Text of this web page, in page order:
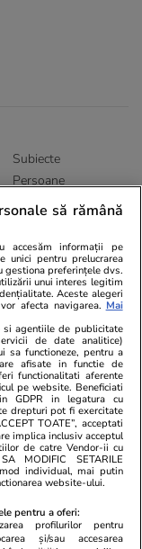
Subiecte
Persoane
Sitemap
Locuri de muncă
Imobiliare.ro
Jobradar24
Imoradar24
Colecții Libertatea
821/25.09.2025.
minorilor.
să rămână
accesăm informații pe
unici pentru prelucrarea
gestiona preferințele dvs.
unui interes legitim
Aceste alegeri
afecta navigarea. Mai
si agentiile de publicitate
de date analitice)
sa functioneze, pentru a
afisate in functie de
functionalitati aferente
pe website. Beneficiati
GDPR in legatura cu
drepturi pot fi exercitate
TOATE”, acceptati
implica inclusiv acceptul
de catre Vendor-ii cu
MODIFIC SETARILE
individual, mai putin
website-ului.
pentru a oferi:
profilurilor pentru
și/sau accesarea